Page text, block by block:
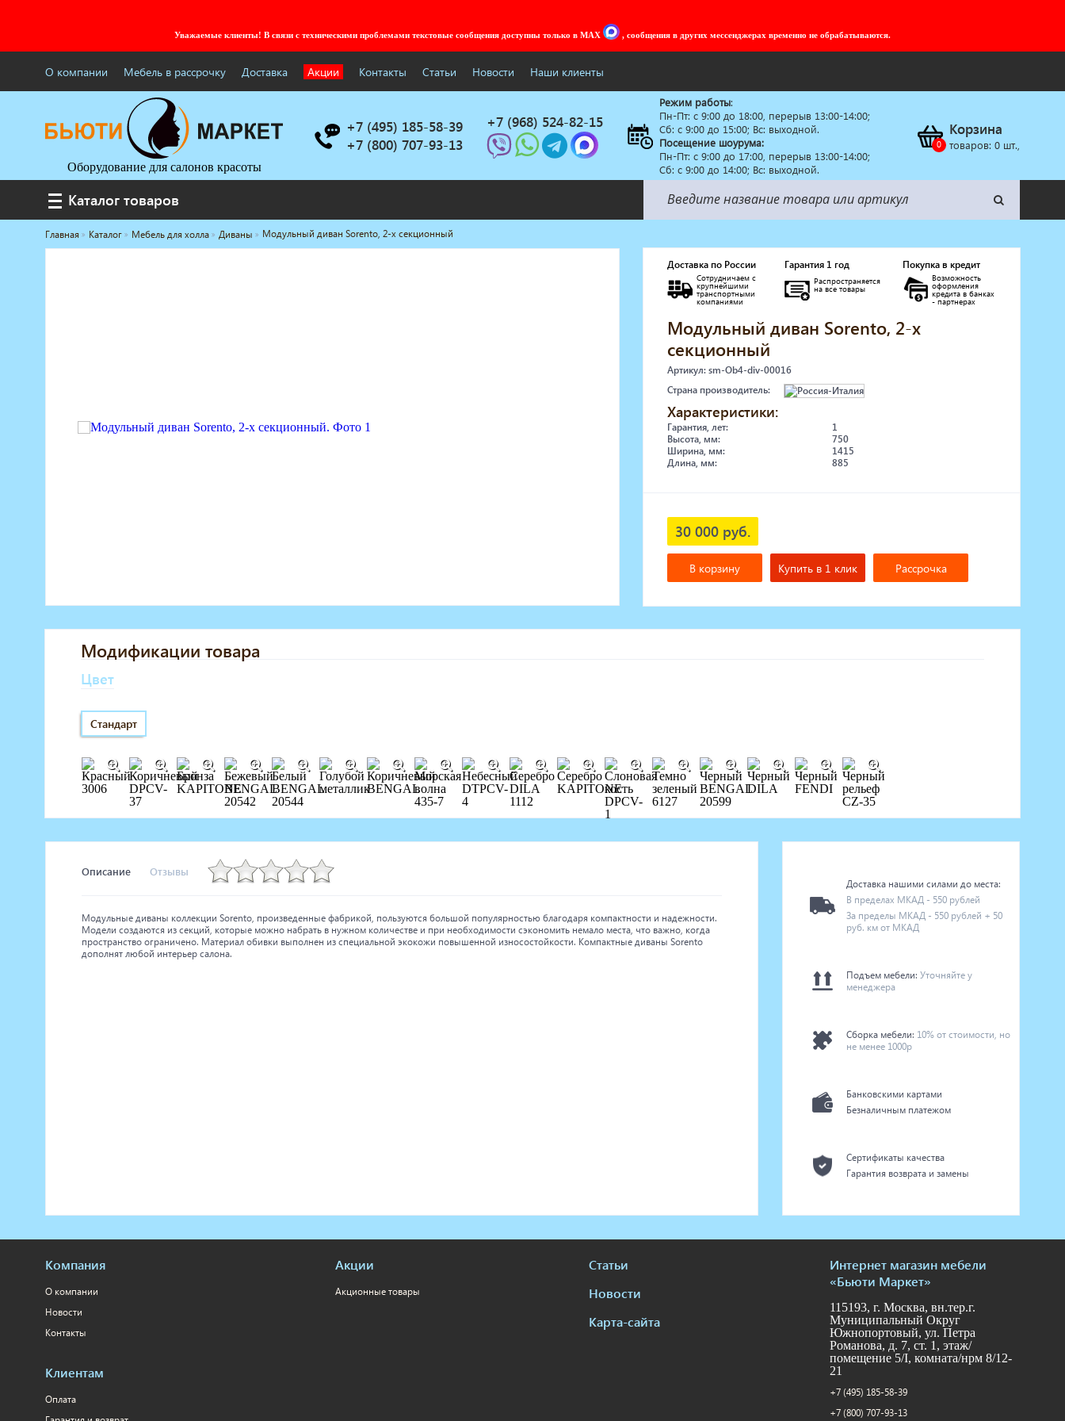
Уважаемые клиенты! В связи с техническими проблемами текстовые сообщения доступны только в MAX , сообщения в других мессенджерах временно не обрабатываются.
О компании Мебель в рассрочку Доставка Акции Контакты Статьи Новости Наши клиенты
Оборудование для салонов красоты
+7 (495) 185-58-39
+7 (800) 707-93-13
+7 (968) 524-82-15
Режим работы:
Пн-Пт: c 9:00 до 18:00, перерыв 13:00-14:00;
Сб: с 9:00 до 15:00; Вс: выходной.
Посещение шоурума:
Пн-Пт: c 9:00 до 17:00, перерыв 13:00-14:00;
Сб: с 9:00 до 14:00; Вс: выходной.
Корзина
товаров: 0шт.,
Каталог товаров
Каталог товаров
Услуги под ключ
Стерилизаторы
Солярии
Мебель в стиле Лофт
Доставка за один день
Главная Каталог Мебель для холла Диваны Модульный диван Sorento, 2-х секционный
Доставка по России
Сотрудничаем с
крупнейшими
транспортными
компаниями
Гарантия 1 год
Распространяется
на все товары
Покупка в кредит
Возможность
оформления
кредита в банках
- партнерах
Модульный диван Sorento, 2-х
секционный
Артикул: sm-Ob4-div-00016
Страна производитель:
Характеристики:
Гарантия, лет:
1
Высота, мм:
750
Ширина, мм:
1415
Длина, мм:
885
30 000 руб.
В корзину Купить в 1 клик Рассрочка
Модификации товара
Цвет
Стандарт
Описание Отзывы
Модульные диваны коллекции Sorento, произведенные фабрикой, пользуются большой популярностью благодаря компактности и надежности.
Модели создаются из секций, которые можно набрать в нужном количестве и при необходимости сэкономить немало места, что важно, когда
пространство ограничено. Материал обивки выполнен из специальной экокожи повышенной износостойкости. Компактные диваны Sorento
дополнят любой интерьер салона.
Доставка нашими силами до места:
В пределах МКАД - 550 рублей
За пределы МКАД - 550 рублей + 50
руб. км от МКАД
Подъем мебели: Уточняйте у
менеджера
Сборка мебели: 10% от стоимости, но
не менее 1000р
Банковскими картами
Безналичным платежом
Сертификаты качества
Гарантия возврата и замены
Компания
О компании
Новости
Контакты
Клиентам
Оплата
Акции
Акционные товары
Статьи
Новости
Карта-сайта
Интернет магазин мебели
«Бьюти Маркет»
115193, г. Москва, вн.тер.г.
Муниципальный Округ
Южнопортовый, ул. Петра
Романова, д. 7, ст. 1, этаж/
помещение 5/I, комната/нрм 8/12-
21
+7 (495) 185-58-39
+7 (800) 707-93-13